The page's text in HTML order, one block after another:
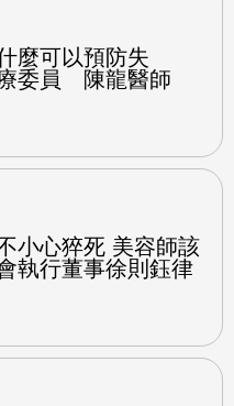
麼可以預防失
委員 陳龍醫師
小心猝死 美容師該
執行董事徐則鈺律